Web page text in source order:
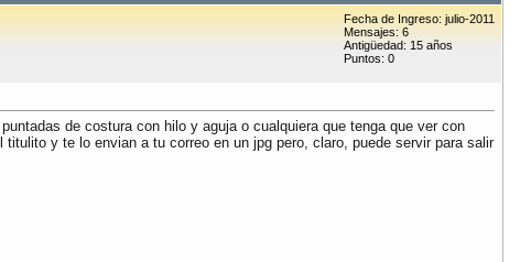
Fecha de Ingreso: julio-2011
Mensajes: 6
Antigüedad: 15 años
Puntos: 0
de costura con hilo y aguja o cualquiera que tenga que ver con
y te lo envian a tu correo en un jpg pero, claro, puede servir para salir